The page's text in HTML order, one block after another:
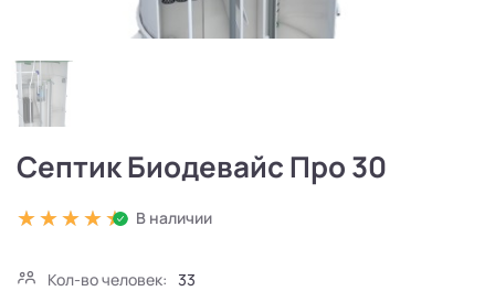
Септик Биодевайс Про 30
В наличии
Кол-во человек: 33